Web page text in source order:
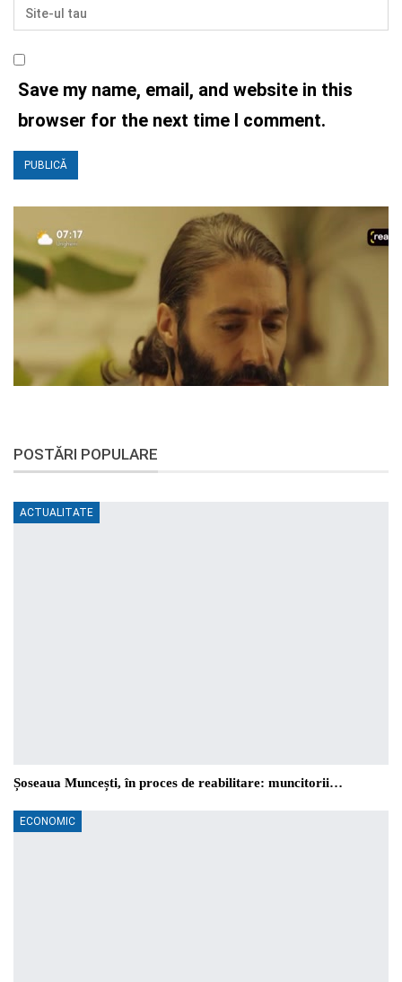
Save my name, email, and website in this
browser for the next time I comment.
POSTĂRI POPULARE
ACTUALITATE
Șoseaua Muncești, în proces de reabilitare: muncitorii…
ECONOMIC